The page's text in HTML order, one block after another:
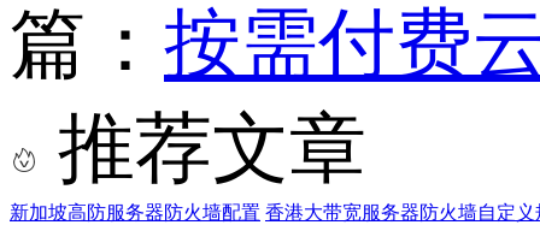
篇： 按需付费
推荐文章
新加坡高防服务器防火墙配置 香港大带宽服务器防火墙自定义